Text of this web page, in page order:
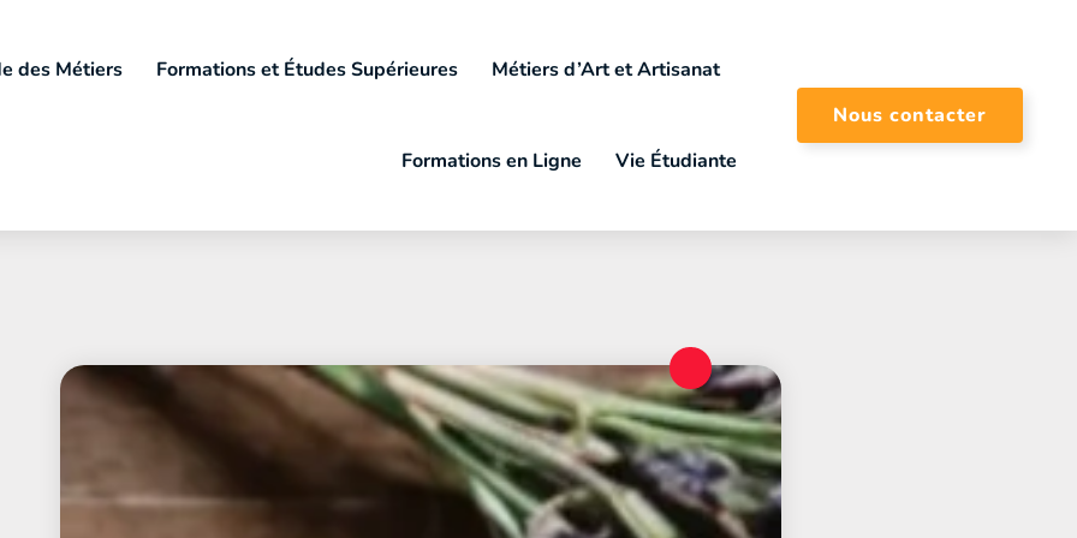
des Métiers Formations et Études Supérieures Métiers d’Art et Artisanat
Formations en Ligne Vie Étudiante
Nous contacter